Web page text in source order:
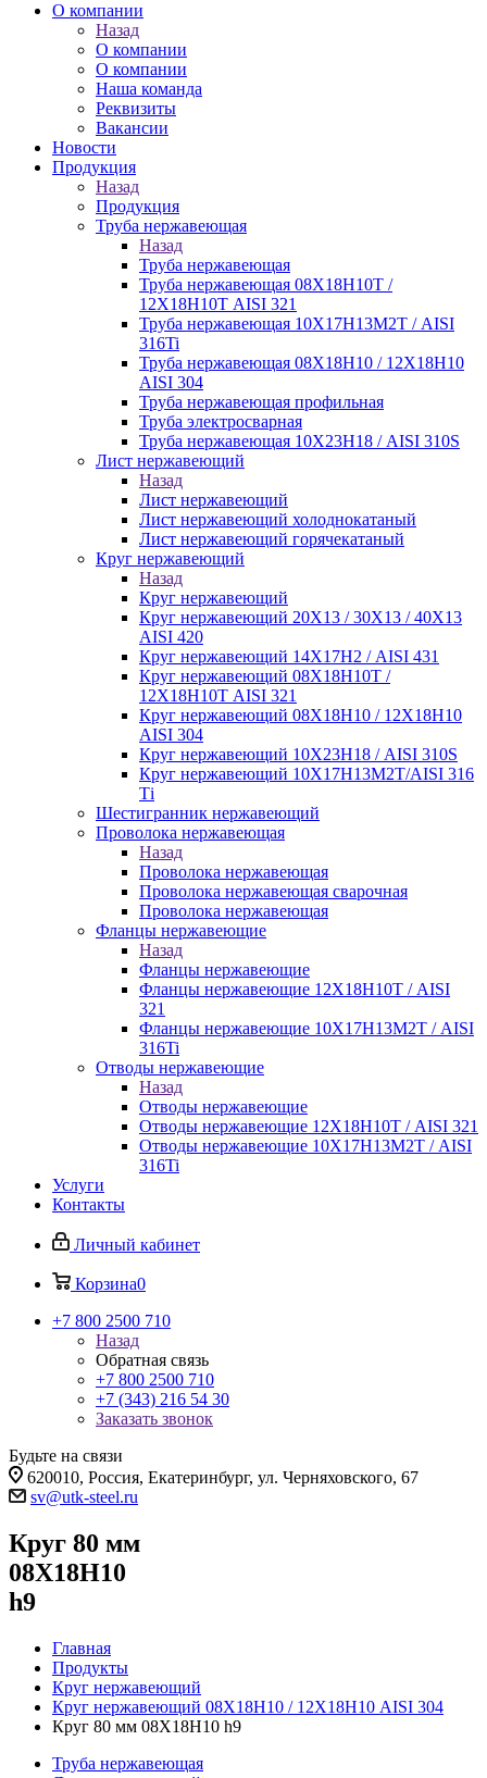
О компании
Назад
О компании
О компании
Наша команда
Реквизиты
Вакансии
Новости
Продукция
Назад
Продукция
Труба нержавеющая
Назад
Труба нержавеющая
Труба нержавеющая 08Х18Н10Т /
12Х18Н10Т AISI 321
Труба нержавеющая 10Х17Н13М2Т / AISI
316Ti
Труба нержавеющая 08Х18Н10 / 12Х18Н10
AISI 304
Труба нержавеющая профильная
Труба электросварная
Труба нержавеющая 10Х23Н18 / AISI 310S
Лист нержавеющий
Назад
Лист нержавеющий
Лист нержавеющий холоднокатаный
Лист нержавеющий горячекатаный
Круг нержавеющий
Назад
Круг нержавеющий
Круг нержавеющий 20Х13 / 30Х13 / 40Х13
AISI 420
Круг нержавеющий 14Х17Н2 / AISI 431
Круг нержавеющий 08Х18Н10Т /
12Х18Н10Т AISI 321
Круг нержавеющий 08Х18Н10 / 12Х18Н10
AISI 304
Круг нержавеющий 10Х23Н18 / AISI 310S
Круг нержавеющий 10Х17Н13М2Т/AISI 316
Тi
Шестигранник нержавеющий
Проволока нержавеющая
Назад
Проволока нержавеющая
Проволока нержавеющая сварочная
Проволока нержавеющая
Фланцы нержавеющие
Назад
Фланцы нержавеющие
Фланцы нержавеющие 12Х18Н10Т / AISI
321
Фланцы нержавеющие 10Х17Н13М2Т / AISI
316Ti
Отводы нержавеющие
Назад
Отводы нержавеющие
Отводы нержавеющие 12Х18Н10Т / AISI 321
Отводы нержавеющие 10Х17Н13М2Т / AISI
316Ti
Услуги
Контакты
Личный кабинет
Корзина0
+7 800 2500 710
Назад
Обратная связь
+7 800 2500 710
+7 (343) 216 54 30
Заказать звонок
Будьте на связи
620010, Россия, Екатеринбург, ул. Черняховского, 67
sv@utk-steel.ru
Круг 80 мм
08Х18Н10
h9
Главная
Продукты
Круг нержавеющий
Круг нержавеющий 08Х18Н10 / 12Х18Н10 AISI 304
Круг 80 мм 08Х18Н10 h9
Труба нержавеющая